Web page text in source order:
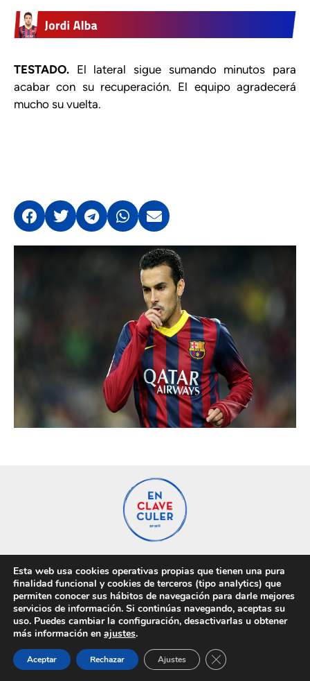
TESTADO. El lateral sigue sumando minutos para
acabar con su recuperación. El equipo agradecerá
mucho su vuelta.
Privacidad Cookies
Esta web usa cookies operativas propias que tienen una pura
finalidad funcional y cookies de terceros (tipo analytics) que
permiten conocer sus hábitos de navegación para darle mejores
servicios de información. Si continúas navegando, aceptas su
uso. Puedes cambiar la configuración, desactivarlas u obtener
más información en ajustes.
Aceptar Rechazar Ajustes Cerrar el banner de